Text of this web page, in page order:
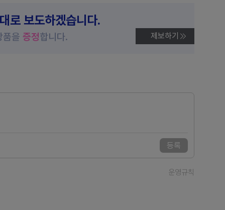
로 보도하겠습니다.
품을 증정합니다. 제보하기
등록
운영규칙